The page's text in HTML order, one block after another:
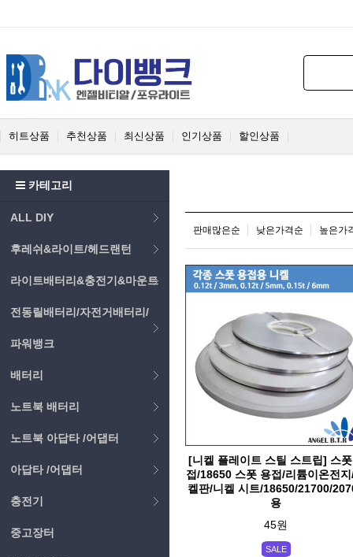
히트상품 추천상품 최신상품 인기상품 할인상품
카테고리
ALL DIY
후레쉬&라이트/헤드랜턴
라이트배터리&충전기&마운트
전동릴배터리/자전거배터리/
파워뱅크
배터리
노트북 배터리
노트북 아답타 /어댑터
아답타 /어댑터
충전기
중고장터
판매많은순 낮은가격순 높은가
[니켈 플레이트 스틸 스트립] 스
접/18650 스폿 용접/리튬이온전
켈판/니켈 시트/18650/21700/
용
45원
SALE